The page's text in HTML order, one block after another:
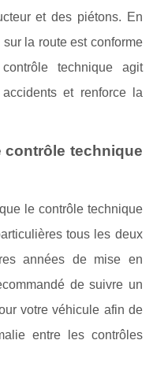
et des piétons. En
la route est conforme
technique agit
et renforce la
contrôle technique
le contrôle technique
tous les deux
années de mise en
de suivre un
votre véhicule afin de
entre les contrôles